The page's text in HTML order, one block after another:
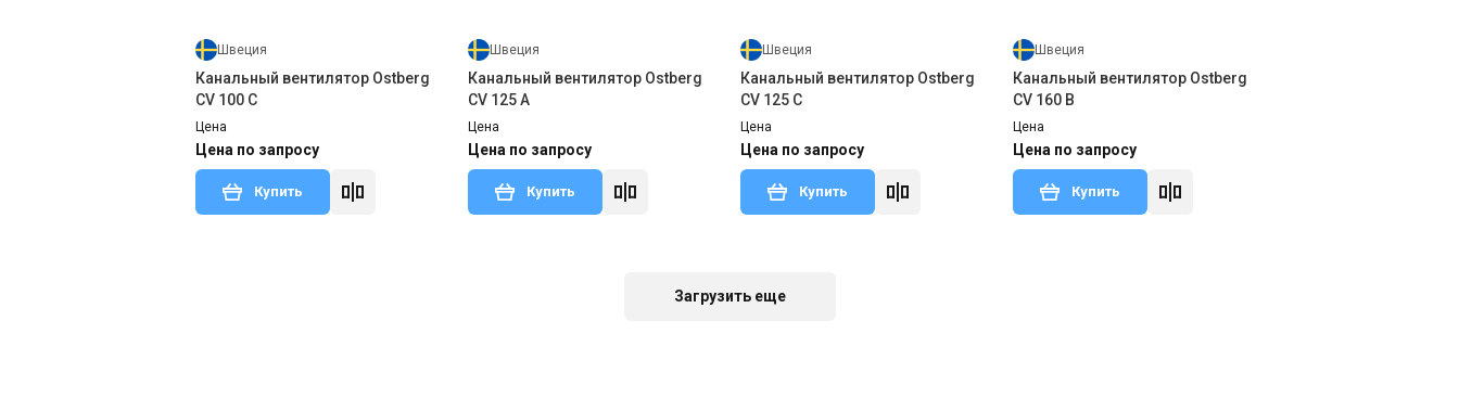
Швеция
Канальный вентилятор Ostberg
CV 100 C
Цена
Цена по запросу
Купить
Швеция
Канальный вентилятор Ostberg
CV 125 A
Цена
Цена по запросу
Купить
Швеция
Канальный вентилятор Ostberg
CV 125 C
Цена
Цена по запросу
Купить
Швеция
Канальный вентилятор Ostberg
CV 160 B
Цена
Цена по запросу
Купить
Загрузить еще